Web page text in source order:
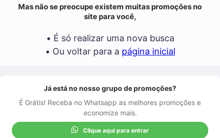
Mas não se preocupe existem muitas promoções no
site para você,
• É só realizar uma nova busca
• Ou voltar para a página inicial
Já está no nosso grupo de promoções?
É Grátis! Receba no Whatsapp as melhores promoções e
economize mais.
Clique aqui para entrar